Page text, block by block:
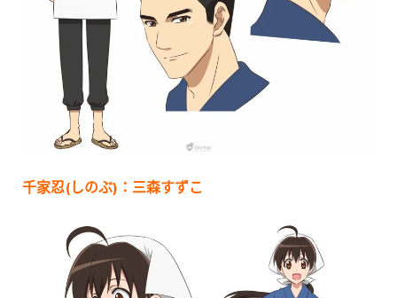
千家忍(しのぶ)：三森すずこ